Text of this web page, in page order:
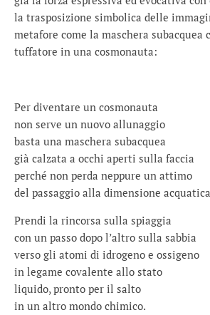
la trasposizione simbolica delle
metafore come la maschera subacquea
tuffatore in una cosmonauta:
Per diventare un cosmonauta
non serve un nuovo allunaggio
basta una maschera subacquea
già calzata a occhi aperti sulla faccia
perché non perda neppure un attimo
del passaggio alla dimensione
Prendi la rincorsa sulla spiaggia
con un passo dopo l’altro sulla sabbia
verso gli atomi di idrogeno e ossigeno
in legame covalente allo stato
liquido, pronto per il salto
in un altro mondo chimico.